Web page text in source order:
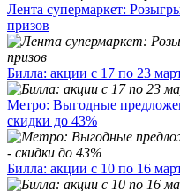
Лента супермаркет:
призов
Билла: акции с 17 по 23
Метро: Выгодные
скидки до 43%
Билла: акции с 10 по 16